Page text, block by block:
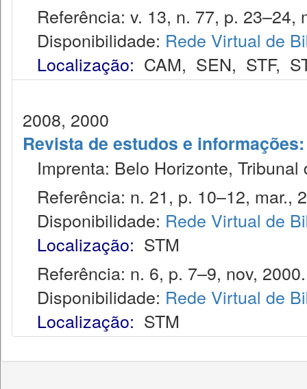
Referência: v. 13, n. 77, p. 23–24,
Disponibilidade: Rede Virtual de
Localização: CAM, SEN, STF,
2008, 2000
Revista de estudos e
Imprenta: Belo Horizonte,
Referência: n. 21, p. 10–12, mar.,
Disponibilidade: Rede Virtual de
Localização: STM
Referência: n. 6, p. 7–9, nov, 2000.
Disponibilidade: Rede Virtual de
Localização: STM